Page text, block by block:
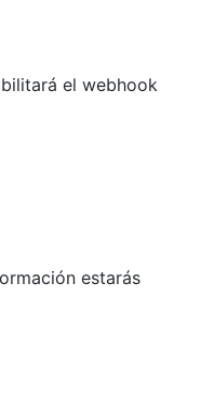
el webhook
estarás